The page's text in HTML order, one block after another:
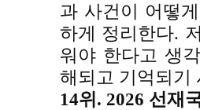
과 사건이 어떻
하게 정리한다.
워야 한다고 생
해되고 기억되기
14위. 2026 선재